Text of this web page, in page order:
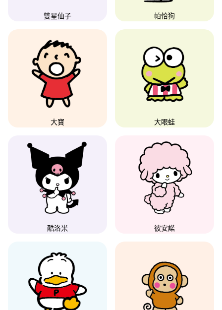
雙星仙子 帕恰狗
大寶 大眼蛙
酷洛米 彼安諾